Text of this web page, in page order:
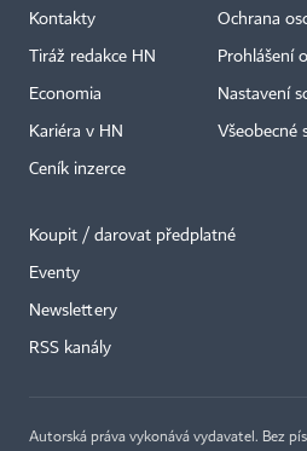
Kontakty
Tiráž redakce HN
Economia
Kariéra v HN
Ceník inzerce
Ochrana
Prohlášení
Nastavení
Všeobecné
Koupit / darovat předplatné
Eventy
Newslettery
RSS kanály
Autorská práva vykonává vydavatel. Bez